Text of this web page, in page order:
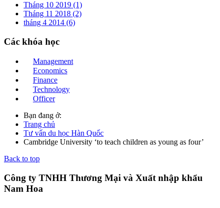
Tháng 10 2019 (1)
Tháng 11 2018 (2)
tháng 4 2014 (6)
Các khóa học
Management
Economics
Finance
Technology
Officer
Bạn đang ở:
Trang chủ
Tư vấn du học Hàn Quốc
Cambridge University ‘to teach children as young as four’
Back to top
Công ty TNHH Thương Mại và Xuất nhập khẩu
Nam Hoa